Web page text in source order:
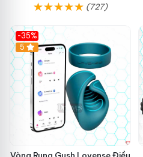
(727)
-35%
Hot
5